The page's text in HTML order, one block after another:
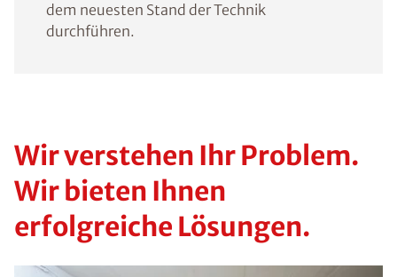
dem neuesten Stand der Technik
durchführen.
Wir verstehen Ihr Problem.
Wir bieten Ihnen
erfolgreiche Lösungen.